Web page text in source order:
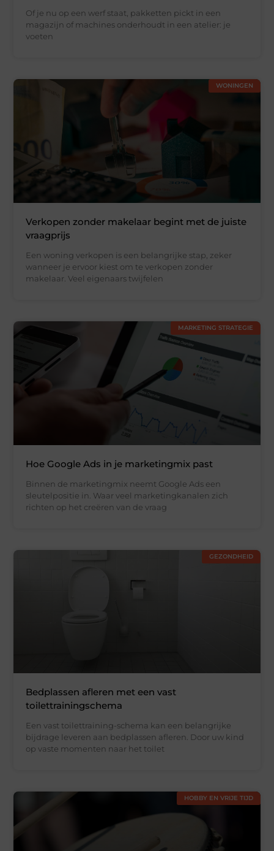
Of je nu op een werf staat, pakketten pickt in een
magazijn of machines onderhoudt in een atelier: je
voeten
WONINGEN
Verkopen zonder makelaar begint met de juiste
vraagprijs
Een woning verkopen is een belangrijke stap, zeker
wanneer je ervoor kiest om te verkopen zonder
makelaar. Veel eigenaars twijfelen
MARKETING STRATEGIE
Hoe Google Ads in je marketingmix past
Binnen de marketingmix neemt Google Ads een
sleutelpositie in. Waar veel marketingkanalen zich
richten op het creëren van de vraag
GEZONDHEID
Bedplassen afleren met een vast
toilettrainingschema
Een vast toilettraining-schema kan een belangrijke
bijdrage leveren aan bedplassen afleren. Door uw kind
op vaste momenten naar het toilet
HOBBY EN VRIJE TIJD